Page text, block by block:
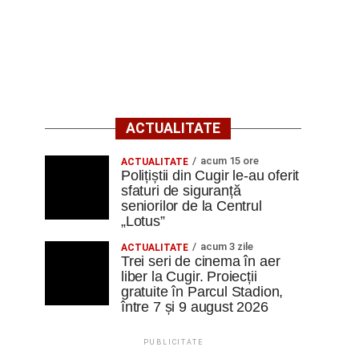
ACTUALITATE
ACTUALITATE acum 15 ore
Polițiștii din Cugir le-au oferit
sfaturi de siguranță
seniorilor de la Centrul
„Lotus”
ACTUALITATE acum 3 zile
Trei seri de cinema în aer
liber la Cugir. Proiecții
gratuite în Parcul Stadion,
între 7 și 9 august 2026
PUBLICITATE